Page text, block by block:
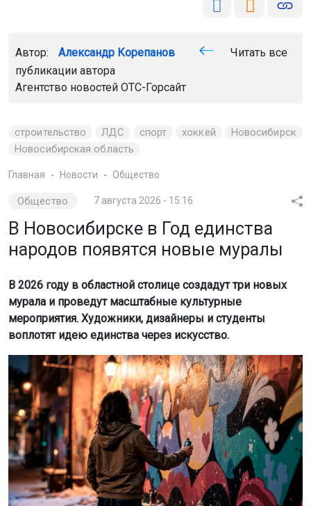
Автор: Александр Корепанов
Читать все
публикации автора
Агентство новостей ОТС-Горсайт
строительство ЛДС спорт хоккей
Новосибирск
Новосибирская область
Главная Новости Общество
Общество 7 августа 2026 - 15:16
В Новосибирске в Год единства
народов появятся новые муралы
В 2026 году в областной столице создадут три новых
мурала и проведут масштабные культурные
мероприятия. Художники, дизайнеры и студенты
воплотят идею единства через искусство.